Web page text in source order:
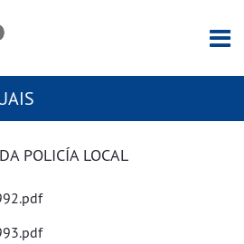
POLICÍA LOCAL